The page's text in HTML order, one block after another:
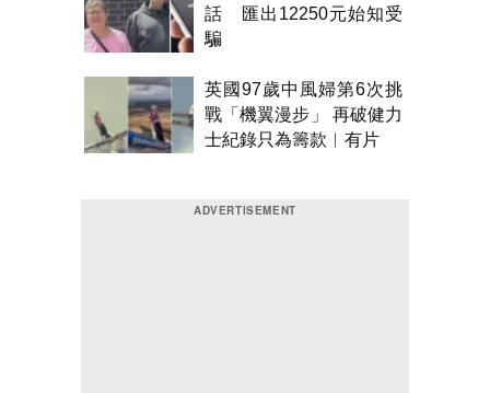
話 匯出12250元始知受
騙
英國97歲中風婦第6次挑
戰「機翼漫步」 再破健力
士紀錄只為籌款︱有片